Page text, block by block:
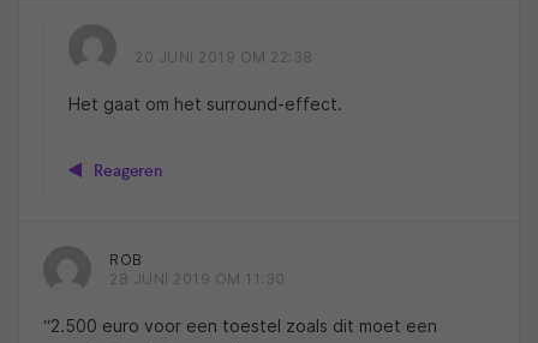
20 JUNI 2019 OM 22:38
Het gaat om het surround-effect.
Reageren
ROB
28 JUNI 2019 OM 11:30
“2.500 euro voor een toestel zoals dit moet een